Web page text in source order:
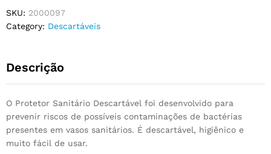
SKU: 2000097
Category: Descartáveis
Descrição
O Protetor Sanitário Descartável foi desenvolvido para
prevenir riscos de possíveis contaminações de bactérias
presentes em vasos sanitários. É descartável, higiênico e
muito fácil de usar.